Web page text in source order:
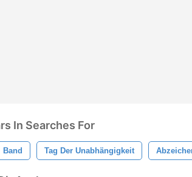
In Searches For
Band Tag Der Unabhängigkeit